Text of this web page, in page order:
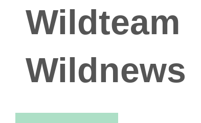
Wildteam
Wildnews